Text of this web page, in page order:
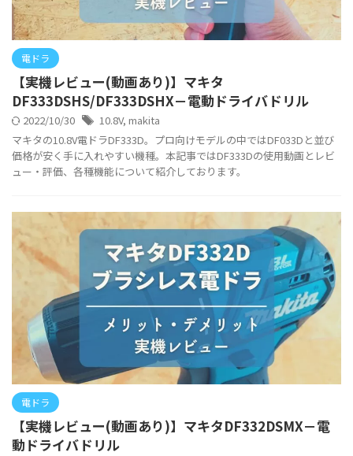
電ドラ
【実機レビュー(動画あり)】マキタ
DF333DSHS/DF333DSHX－電動ドライバドリル
2022/10/30 10.8V, makita
マキタの10.8V電ドラDF333D。プロ向けモデルの中ではDF033Dと並び
価格が安く手に入れやすい機種。本記事ではDF333Dの使用動画とレビ
ュー・評価、各種機能について紹介しております。
電ドラ
【実機レビュー(動画あり)】マキタDF332DSMX－電
動ドライバドリル